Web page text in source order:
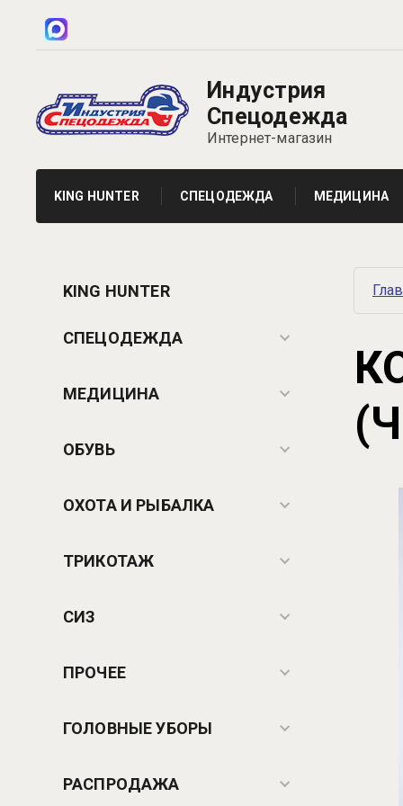
Индустрия
Спецодежда
Интернет-магазин
KING HUNTER СПЕЦОДЕЖДА МЕДИЦИНА
KING HUNTER
СПЕЦОДЕЖДА
МЕДИЦИНА
ОБУВЬ
ОХОТА И РЫБАЛКА
ТРИКОТАЖ
СИЗ
ПРОЧЕЕ
ГОЛОВНЫЕ УБОРЫ
РАСПРОДАЖА